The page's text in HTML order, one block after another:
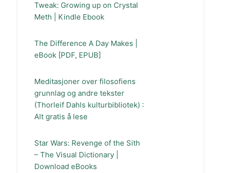
Tweak: Growing up on Crystal
Meth | Kindle Ebook
The Difference A Day Makes |
eBook [PDF, EPUB]
Meditasjoner over filosofiens
grunnlag og andre tekster
(Thorleif Dahls kulturbibliotek) :
Alt gratis å lese
Star Wars: Revenge of the Sith
– The Visual Dictionary |
Download eBooks